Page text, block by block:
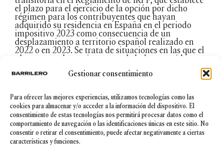
Gestionar consentimiento
Para ofrecer las mejores experiencias, utilizamos tecnologías como las
cookies para almacenar y/o acceder a la información del dispositivo. El
consentimiento de estas tecnologías nos permitirá procesar datos como el
comportamiento de navegación o las identificaciones únicas en este sitio. No
consentir o retirar el consentimiento, puede afectar negativamente a ciertas
características y funciones.
el plazo para el ejercicio de la opción por dicho
régimen para los contribuyentes que hayan
adquirido su residencia en España en el periodo
impositivo 2023 como consecuencia de un
desplazamiento a territorio español realizado en
2022 o en 2023. Se trata de situaciones en las que el
plazo general anterior ya puede haber vencido,
resultado inviable ejercitar la opción por el régimen
en el plazo indicado. Por este motivo, se establece
régimen especial desde la entrada en vigor de la
orden ministerial por la que se apruebe el modelo
de comunicación de la opción, es decir, a partir del
16 de diciembre de 2023.
En definitiva, las personas que se hubiesen traslado
a España y no pudieron optar por acogerse al